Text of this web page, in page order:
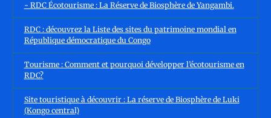
- RDC Écotourisme : La Réserve de Biosphère de Yangambi.
RDC : découvrez la Liste des sites du patrimoine mondial en
République démocratique du Congo
Tourisme : Comment et pourquoi développer l’écotourisme en
RDC?
Site touristique à découvrir : La réserve de Biosphère de Luki
(Kongo central)